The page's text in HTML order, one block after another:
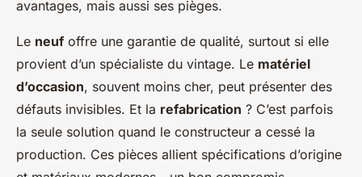
avantages, mais aussi ses pièges.
Le neuf offre une garantie de qualité, surtout si elle
provient d’un spécialiste du vintage. Le matériel
d’occasion, souvent moins cher, peut présenter des
défauts invisibles. Et la refabrication ? C’est parfois
la seule solution quand le constructeur a cessé la
production. Ces pièces allient spécifications d’origine